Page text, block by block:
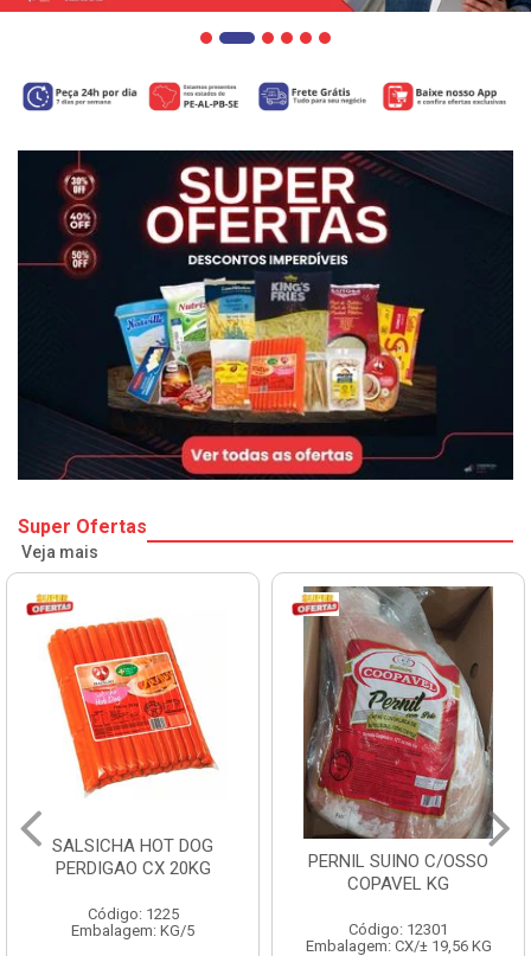
Super Ofertas
Veja mais
SALSICHA HOT DOG
PERDIGAO CX 20KG
Código: 1225
Embalagem: KG/5
PERNIL SUINO C/OSSO
COPAVEL KG
Código: 12301
Embalagem: CX/± 19,56 KG